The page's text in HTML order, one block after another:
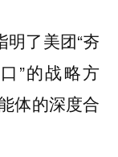
明了美团“夯
”的战略方
体的深度合